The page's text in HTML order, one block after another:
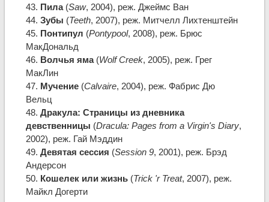
43. Пила(Saw, 2004), реж. Джеймс Ван
44. Зубы (Teeth, 2007), реж. Митчелл Лихтенштейн
45. Понтипул (Pontypool, 2008), реж. Брюс
МакДональд
46. Волчья яма(Wolf Creek, 2005), реж. Грег
МакЛин
47. Мучение(Calvaire, 2004), реж. Фабрис Дю
Вельц
48. Дракула: Страницы из дневника
девственницы (Dracula: Pages from a Virgin's Diary,
2002), реж. Гай Мэддин
49. Девятая сессия (Session 9, 2001), реж. Брэд
Андерсон
50. Кошелек или жизнь(Trick 'r Treat, 2007), реж.
Майкл Догерти